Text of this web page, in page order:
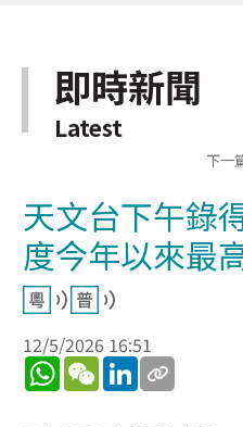
即時新聞
Latest
下一
天文台下午錄
度今年以來最
12/5/2026 16:51
WhatsApp
WeChatLinkedIn